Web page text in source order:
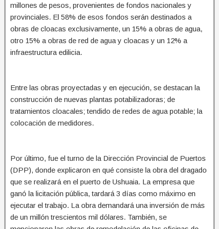
millones de pesos, provenientes de fondos nacionales y
provinciales. El 58% de esos fondos serán destinados a
obras de cloacas exclusivamente, un 15% a obras de agua,
otro 15% a obras de red de agua y cloacas y un 12% a
infraestructura edilicia.
Entre las obras proyectadas y en ejecución, se destacan la
construcción de nuevas plantas potabilizadoras; de
tratamientos cloacales; tendido de redes de agua potable; la
colocación de medidores.
Por último, fue el turno de la Dirección Provincial de Puertos
(DPP), donde explicaron en qué consiste la obra del dragado
que se realizará en el puerto de Ushuaia. La empresa que
ganó la licitación pública, tardará 3 días como máximo en
ejecutar el trabajo. La obra demandará una inversión de más
de un millón trescientos mil dólares. También, se